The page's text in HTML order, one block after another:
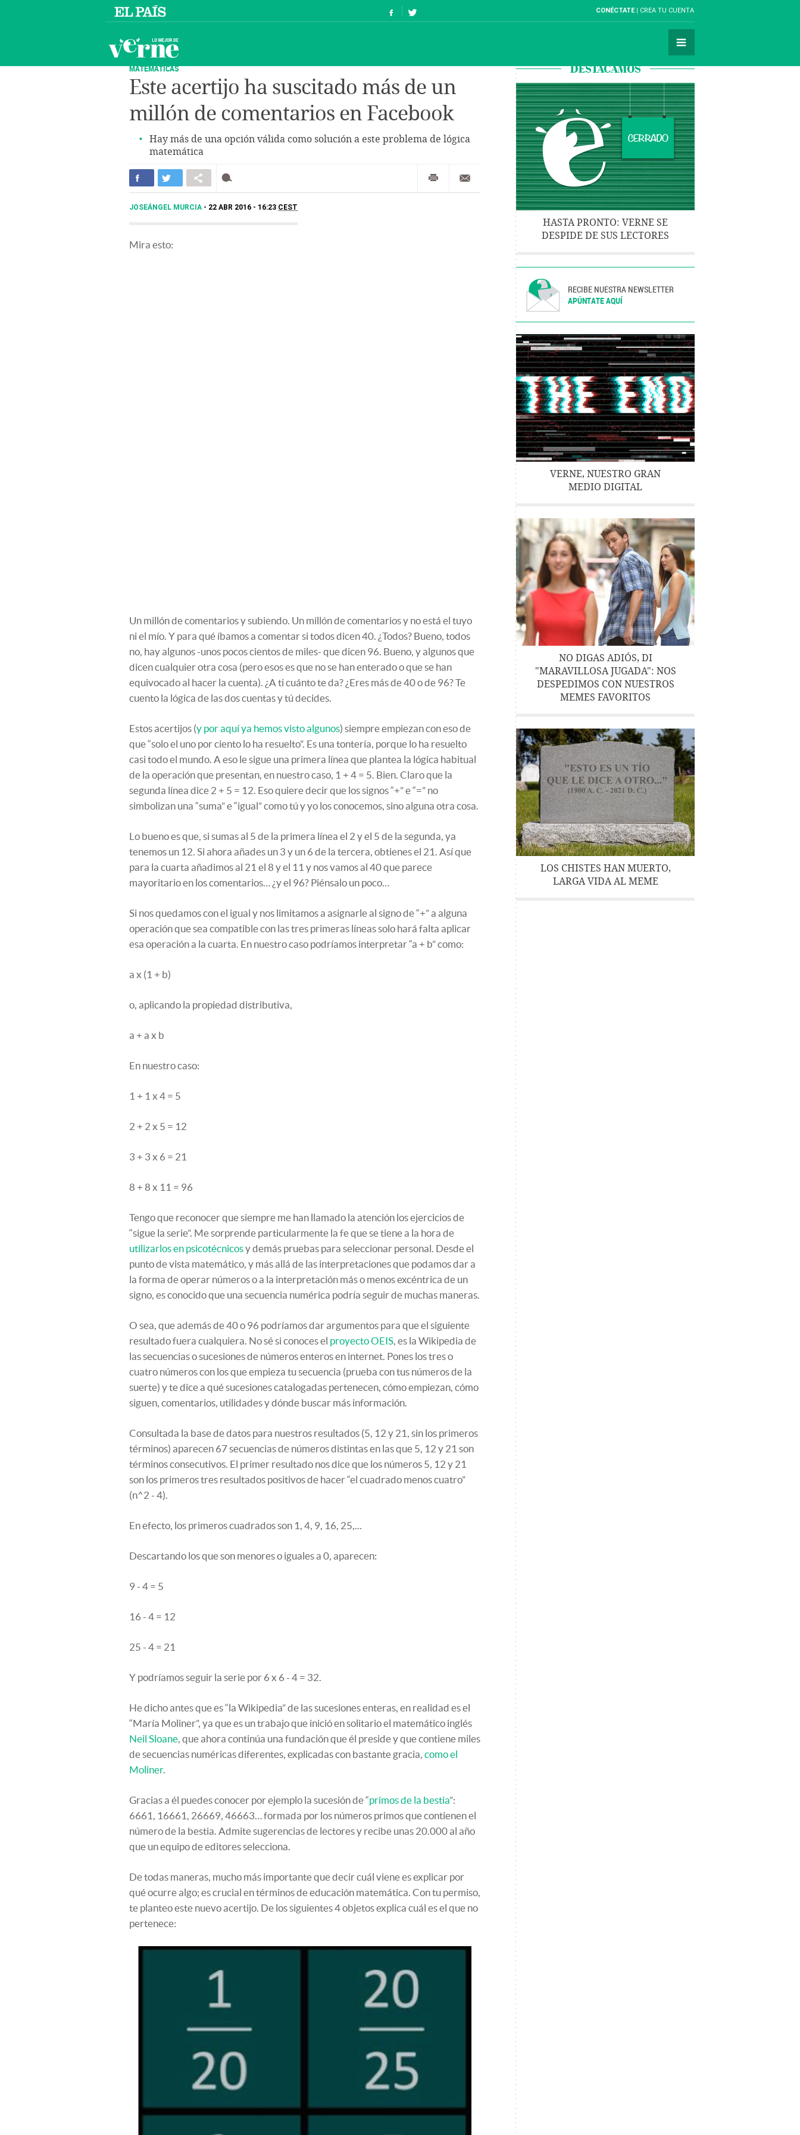
CONÉCTATE CREA TU CUENTA
MATEMÁTICAS
Este acertijo ha suscitado más de un
millón de comentarios en Facebook
Hay más de una opción válida como solución a este problema de lógica
matemática
JOSEÁNGEL MURCIA 22 ABR 2016 - 16:23 CEST
Mira esto:
Un millón de comentarios y subiendo. Un millón de comentarios y no está el tuyo
ni el mío. Y para qué íbamos a comentar si todos dicen 40. ¿Todos? Bueno, todos
no, hay algunos -unos pocos cientos de miles- que dicen 96. Bueno, y algunos que
dicen cualquier otra cosa (pero esos es que no se han enterado o que se han
equivocado al hacer la cuenta). ¿A ti cuánto te da? ¿Eres más de 40 o de 96? Te
cuento la lógica de las dos cuentas y tú decides.
Estos acertijos (y por aquí ya hemos visto algunos) siempre empiezan con eso de
que “solo el uno por ciento lo ha resuelto”. Es una tontería, porque lo ha resuelto
casi todo el mundo. A eso le sigue una primera línea que plantea la lógica habitual
de la operación que presentan, en nuestro caso, 1 + 4 = 5. Bien. Claro que la
segunda línea dice 2 + 5 = 12. Eso quiere decir que los signos “+” e “=” no
simbolizan una “suma” e “igual” como tú y yo los conocemos, sino alguna otra cosa.
Lo bueno es que, si sumas al 5 de la primera línea el 2 y el 5 de la segunda, ya
tenemos un 12. Si ahora añades un 3 y un 6 de la tercera, obtienes el 21. Así que
para la cuarta añadimos al 21 el 8 y el 11 y nos vamos al 40 que parece
mayoritario en los comentarios… ¿y el 96? Piénsalo un poco…
Si nos quedamos con el igual y nos limitamos a asignarle al signo de “+” a alguna
operación que sea compatible con las tres primeras líneas solo hará falta aplicar
esa operación a la cuarta. En nuestro caso podríamos interpretar “a + b” como:
a x (1 + b)
o, aplicando la propiedad distributiva,
a + a x b
En nuestro caso:
1 + 1 x 4 = 5
2 + 2 x 5 = 12
3 + 3 x 6 = 21
8 + 8 x 11 = 96
Tengo que reconocer que siempre me han llamado la atención los ejercicios de
“sigue la serie”. Me sorprende particularmente la fe que se tiene a la hora de
utilizarlos en psicotécnicosy demás pruebas para seleccionar personal. Desde el
punto de vista matemático, y más allá de las interpretaciones que podamos dar a
la forma de operar números o a la interpretación más o menos excéntrica de un
signo, es conocido que una secuencia numérica podría seguir de muchas maneras.
O sea, que además de 40 o 96 podríamos dar argumentos para que el siguiente
resultado fuera cualquiera. No sé si conoces el proyecto OEIS, es la Wikipedia de
las secuencias o sucesiones de números enteros en internet. Pones los tres o
cuatro números con los que empieza tu secuencia (prueba con tus números de la
suerte) y te dice a qué sucesiones catalogadas pertenecen, cómo empiezan, cómo
siguen, comentarios, utilidades y dónde buscar más información.
Consultada la base de datos para nuestros resultados (5, 12 y 21, sin los primeros
términos) aparecen 67 secuencias de números distintas en las que 5, 12 y 21 son
términos consecutivos. El primer resultado nos dice que los números 5, 12 y 21
son los primeros tres resultados positivos de hacer “el cuadrado menos cuatro”
(n^2 - 4).
En efecto, los primeros cuadrados son 1, 4, 9, 16, 25,...
Descartando los que son menores o iguales a 0, aparecen:
9 - 4 = 5
16 - 4 = 12
25 - 4 = 21
Y podríamos seguir la serie por 6 x 6 - 4 = 32.
He dicho antes que es “la Wikipedia” de las sucesiones enteras, en realidad es el
“María Moliner”, ya que es un trabajo que inició en solitario el matemático inglés
Neil Sloane, que ahora continúa una fundación que él preside y que contiene miles
de secuencias numéricas diferentes, explicadas con bastante gracia, como el
Moliner.
Gracias a él puedes conocer por ejemplo la sucesión de “primos de la bestia”:
6661, 16661, 26669, 46663… formada por los números primos que contienen el
número de la bestia. Admite sugerencias de lectores y recibe unas 20.000 al año
que un equipo de editores selecciona.
De todas maneras, mucho más importante que decir cuál viene es explicar por
qué ocurre algo; es crucial en términos de educación matemática. Con tu permiso,
te planteo este nuevo acertijo. De los siguientes 4 objetos explica cuál es el que no
pertenece:
DESTACAMOS
HASTA PRONTO: VERNE SE
DESPIDE DE SUS LECTORES
RECIBE NUESTRA NEWSLETTER
APÚNTATE AQUÍ
VERNE, NUESTRO GRAN
MEDIO DIGITAL
NO DIGAS ADIÓS, DI
"MARAVILLOSA JUGADA": NOS
DESPEDIMOS CON NUESTROS
MEMES FAVORITOS
LOS CHISTES HAN MUERTO,
LARGA VIDA AL MEME